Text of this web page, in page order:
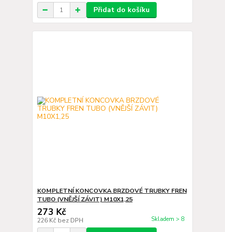
Přidat do košíku
KOMPLETNÍ KONCOVKA BRZDOVÉ TRUBKY FREN
TUBO (VNĚJŠÍ ZÁVIT) M10X1,25
273 Kč
226 Kč bez DPH Skladem > 8